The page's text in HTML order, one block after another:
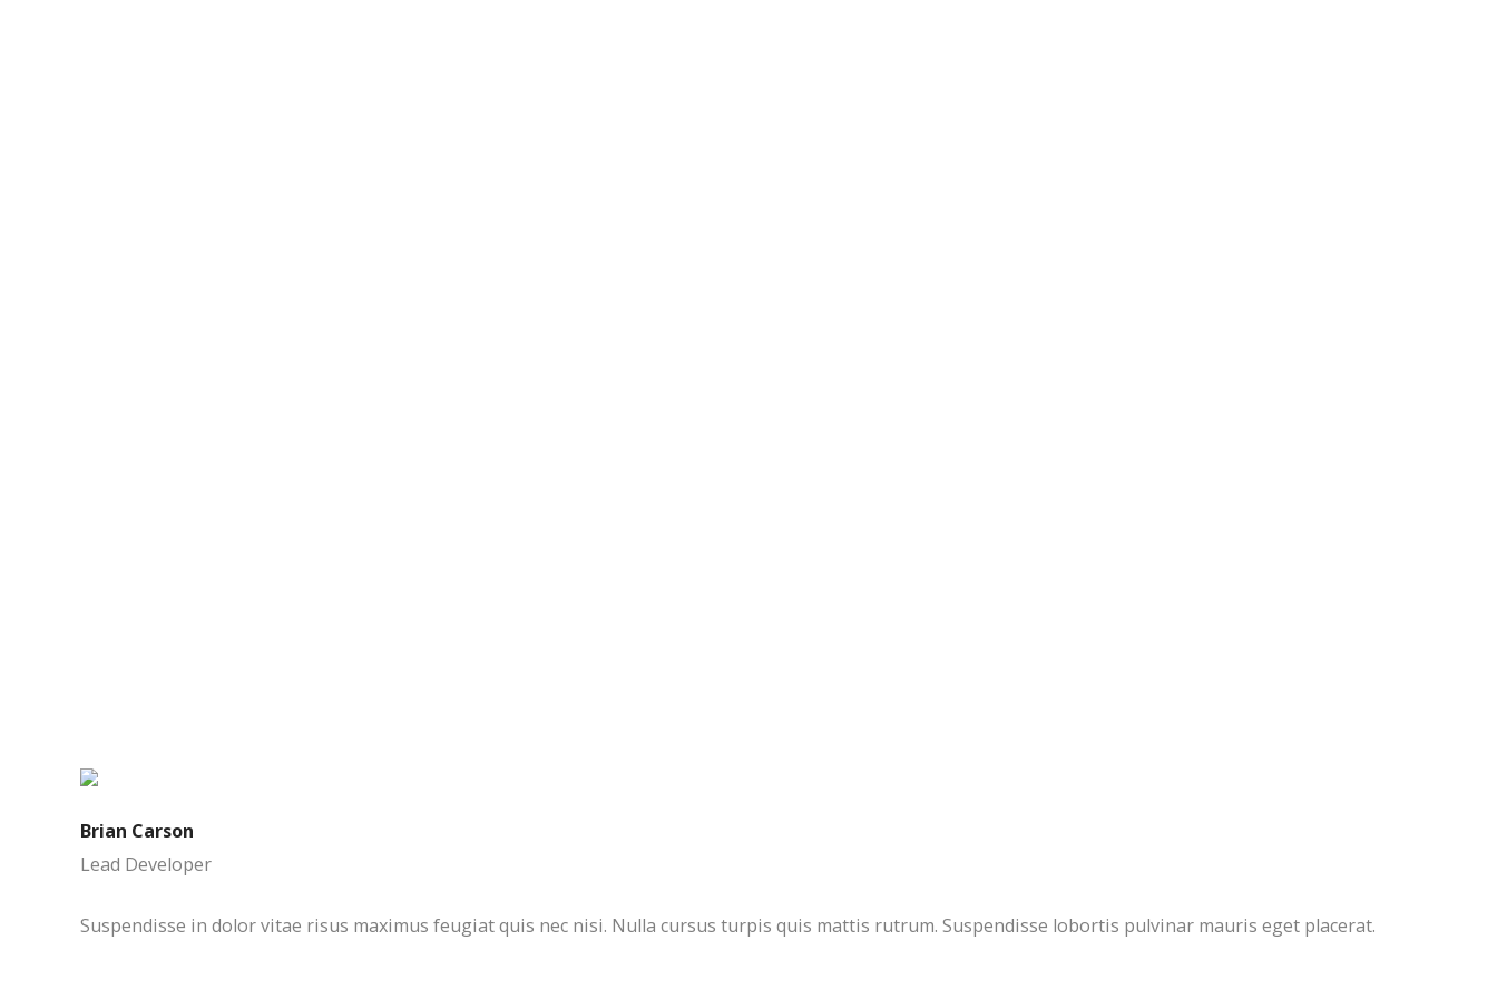
Brian Carson
Lead Developer
Suspendisse in dolor vitae risus maximus feugiat quis nec nisi. Nulla cursus turpis quis mattis rutrum. Suspendisse lobortis pulvinar mauris eget placerat.